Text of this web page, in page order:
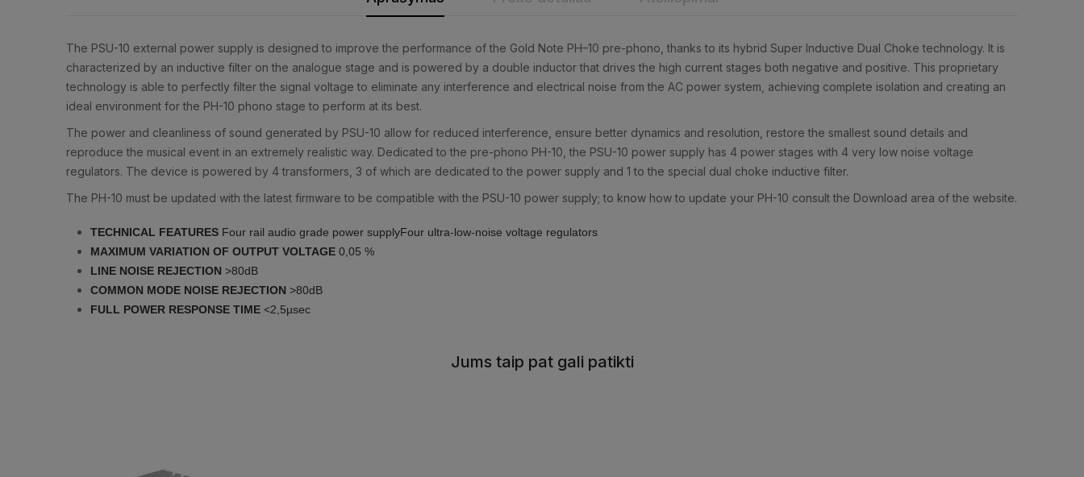
The PSU-10 external power supply is designed to improve the performance of the Gold Note PH–10 pre-phono, thanks to its hybrid Super Inductive Dual Choke technology. It is
characterized by an inductive filter on the analogue stage and is powered by a double inductor that drives the high current stages both negative and positive. This proprietary
technology is able to perfectly filter the signal voltage to eliminate any interference and electrical noise from the AC power system, achieving complete isolation and creating an
ideal environment for the PH-10 phono stage to perform at its best.
The power and cleanliness of sound generated by PSU-10 allow for reduced interference, ensure better dynamics and resolution, restore the smallest sound details and
reproduce the musical event in an extremely realistic way. Dedicated to the pre-phono PH-10, the PSU-10 power supply has 4 power stages with 4 very low noise voltage
regulators. The device is powered by 4 transformers, 3 of which are dedicated to the power supply and 1 to the special dual choke inductive filter.
The PH-10 must be updated with the latest firmware to be compatible with the PSU-10 power supply; to know how to update your PH-10 consult the Download area of the website.
TECHNICAL FEATURES Four rail audio grade power supplyFour ultra-low-noise voltage regulators
MAXIMUM VARIATION OF OUTPUT VOLTAGE 0,05 %
LINE NOISE REJECTION >80dB
COMMON MODE NOISE REJECTION >80dB
FULL POWER RESPONSE TIME <2,5µsec
Jums taip pat gali patikti